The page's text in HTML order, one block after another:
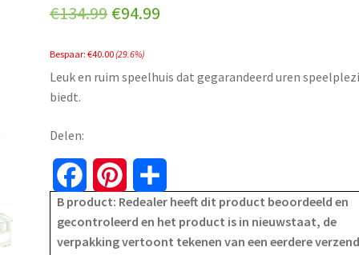
€134.99 Original
was:
€94.99
is:
Bespaar:€40.00(29.6%)
Leuk en ruim speelhuis dat gegarandeerd uren
biedt.
Delen:
a
c
i
n
h
a
B product: Redealer heeft dit product beoordeeld en
gecontroleerd en het product is in nieuwstaat, de
verpakking vertoont tekenen van een eerdere